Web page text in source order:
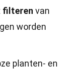
filteren van
worden
planten- en